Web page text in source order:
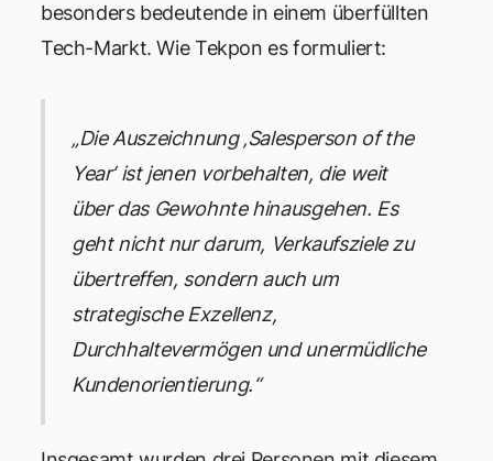
besonders bedeutende in einem überfüllten
Tech-Markt. Wie Tekpon es formuliert:
„Die Auszeichnung ‚Salesperson of the
Year‘ ist jenen vorbehalten, die weit
über das Gewohnte hinausgehen. Es
geht nicht nur darum, Verkaufsziele zu
übertreffen, sondern auch um
strategische Exzellenz,
Durchhaltevermögen und unermüdliche
Kundenorientierung.“